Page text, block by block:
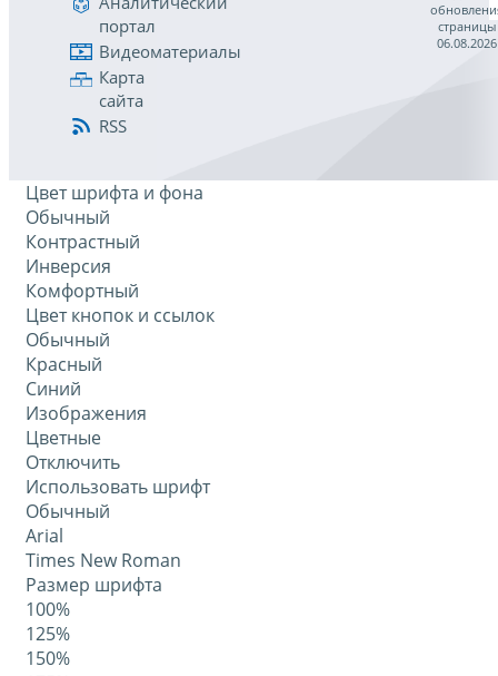
портал
Видеоматериалы
Карта
сайта
RSS
страницы
06.08.2026
Цвет шрифта и фона
Обычный
Контрастный
Инверсия
Комфортный
Цвет кнопок и ссылок
Обычный
Красный
Синий
Изображения
Цветные
Отключить
Использовать шрифт
Обычный
Arial
Times New Roman
Размер шрифта
100%
125%
150%